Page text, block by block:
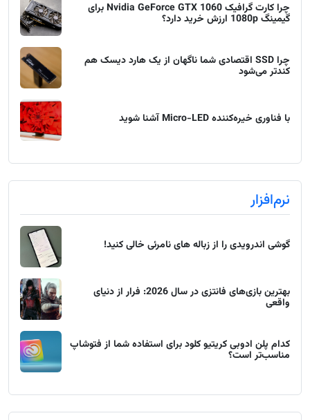
چرا کارت گرافیک Nvidia GeForce GTX 1060 برای
گیمینگ 1080p ارزش خرید دارد؟
چرا SSD اقتصادی شما ناگهان از یک هارد دیسک هم
کندتر می‌شود
با فناوری خیره‌کننده Micro-LED آشنا شوید
نرم‌افزار
گوشی اندرویدی را از زباله های نامرئی خالی کنید!
بهترین بازی‌های فانتزی در سال 2026: فرار از دنیای
واقعی
کدام پلن ادوبی کریتیو کلود برای استفاده شما از فتوشاپ
مناسب‌تر است؟